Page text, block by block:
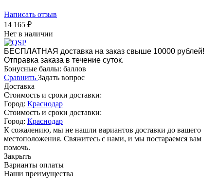
Написать отзыв
14 165 ₽
Нет в наличии
БЕСПЛАТНАЯ доставка на заказ свыше 10000 рублей!
Отправка заказа в течение суток.
Бонусные баллы: баллов
Сравнить Задать вопрос
Доставка
Стоимость и сроки доставки:
Город: Краснодар
Стоимость и сроки доставки:
Город: Краснодар
К сожалению, мы не нашли вариантов доставки до вашего
местоположения. Свяжитесь с нами, и мы постараемся вам
помочь.
Закрыть
Варианты оплаты
Наши преимущества